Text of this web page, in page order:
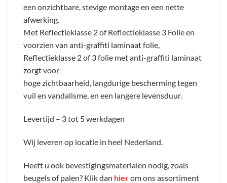
een onzichtbare, stevige montage en een nette
afwerking.
Met Reflectieklasse 2 of Reflectieklasse 3 Folie en
voorzien van anti-graffiti laminaat folie,
Reflectieklasse 2 of 3 folie met anti-graffiti laminaat
zorgt voor
hoge zichtbaarheid, langdurige bescherming tegen
vuil en vandalisme, en een langere levensduur.
Levertijd – 3 tot 5 werkdagen
Wij leveren op locatie in heel Nederland.
Heeft u ook bevestigingsmaterialen nodig, zoals
beugels of palen? Klik dan hierom ons assortiment